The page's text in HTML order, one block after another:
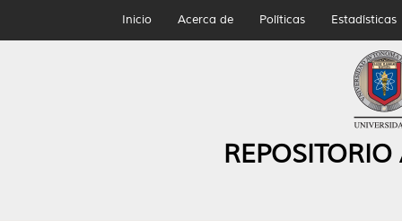
Inicio Acerca de Políticas Estadísticas